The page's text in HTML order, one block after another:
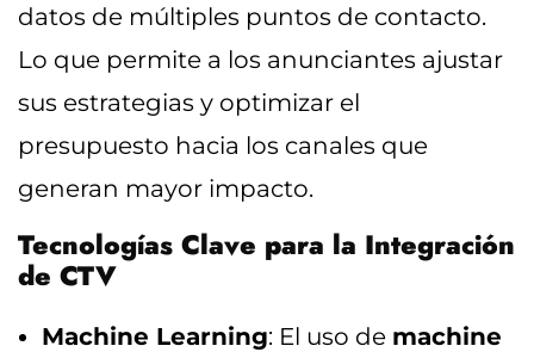
datos de múltiples puntos de contacto.
Lo que permite a los anunciantes ajustar
sus estrategias y optimizar el
presupuesto hacia los canales que
generan mayor impacto.
Tecnologías Clave para la Integración
de CTV
Machine Learning: El uso de machine